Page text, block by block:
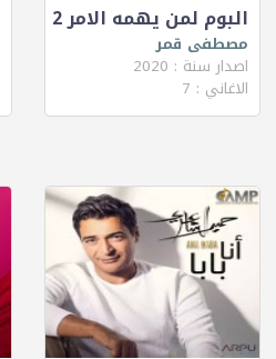
البوم لمن يهمه الامر 2
مصطفى قمر
اصدار سنة : 2020
الاغاني : 7